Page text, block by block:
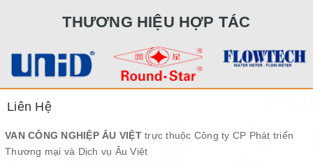
THƯƠNG HIỆU HỢP TÁC
Liên Hệ
VAN CÔNG NGHIỆP ÂU VIỆTtrực thuộc Công ty CP Phát triển
Thương mại và Dịch vụ Âu Việt